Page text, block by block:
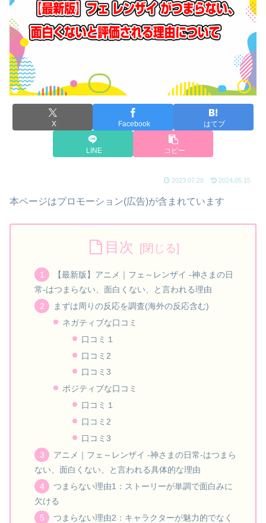
X Facebook はてブ
LINE コピー
2023.07.28 2024.05.15
本ページはプロモーション(広告)が含まれています
目次
【最新版】アニメ｜フェ～レンザイ -神さまの日
常-はつまらない、面白くない、と言われる理由
まずは周りの反応を調査(海外の反応含む)
ネガティブな口コミ
口コミ１
口コミ2
口コミ3
ポジティブな口コミ
口コミ１
口コミ2
口コミ3
アニメ｜フェ～レンザイ -神さまの日常-はつまら
ない、面白くない、と言われる具体的な理由
つまらない理由1：ストーリーが単調で面白みに
欠ける
つまらない理由2：キャラクターが魅力的でなく